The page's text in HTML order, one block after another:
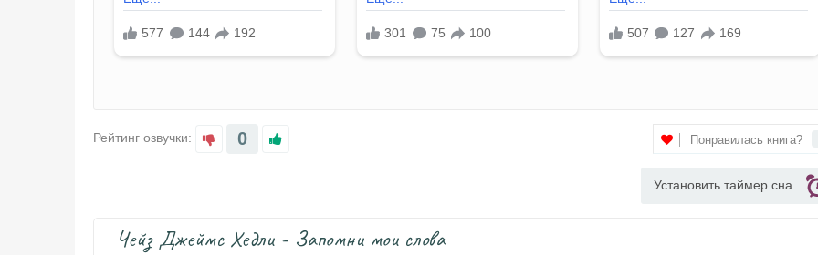
Рейтинг озвучки: 0 Понравилась книга?
Установить таймер сна
Чейз Джеймс Хедли - Запомни мои слова